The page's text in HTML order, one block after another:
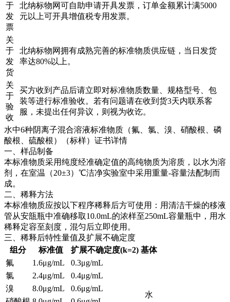
于
发
票
北纳标物网可自助申请开具发票，订单金额累计满5000
元以上可开具增值税专用发票。
关
于
发
货
北纳标物网拥有成熟完善的标准物质供应链，当日发货
率达80%以上。
关
于
验
收
买方收到产品后请立即对标准物质数量、规格型号、包
装等进行标准验收。若有问题请在收到货3天内联系客
服，未提出任何异议，则视为收讫。
水中6种阴离子混合溶液标准物质（氟、氯、溴、硝酸根、磷
酸根、硫酸根）（标样）证书详情
一、样品制备
本标准物质采用纯度经准确定值的高纯物质为溶质，以水为溶
剂，在室温（20±3）℃洁净实验室中采用重量-容量法配制而
成。
二、稀释方法
本标准物质应按以下程序稀释后方可使用：用清洁干燥的移液
管从安瓿瓶中准确移取10.0mL的浓样至250mL容量瓶中，用水
稀释定容至刻度，混匀后立即使用。
三、稀释后特性量值及扩展不确定度
组分
标准值 扩展不确定度(k=2) 基体
氟
1.6μg/mL 0.3μg/mL
水
氯 2.4μg/mL
0.4μg/mL
溴
8.0μg/mL
0.6μg/mL